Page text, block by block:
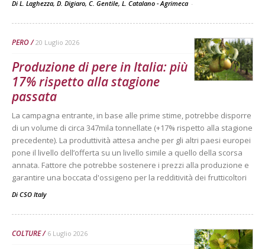
Di L. Laghezza, D. Digiaro, C. Gentile, L. Catalano - Agrimeca -
PERO 20 Luglio 2026
Produzione di pere in Italia: più
17% rispetto alla stagione
passata
La campagna entrante, in base alle prime stime, potrebbe disporre
di un volume di circa 347mila tonnellate (+17% rispetto alla stagione
precedente). La produttività attesa anche per gli altri paesi europei
pone il livello dell’offerta su un livello simile a quello della scorsa
annata. Fattore che potrebbe sostenere i prezzi alla produzione e
garantire una boccata d'ossigeno per la redditività dei frutticoltori
Di CSO Italy
COLTURE 6 Luglio 2026